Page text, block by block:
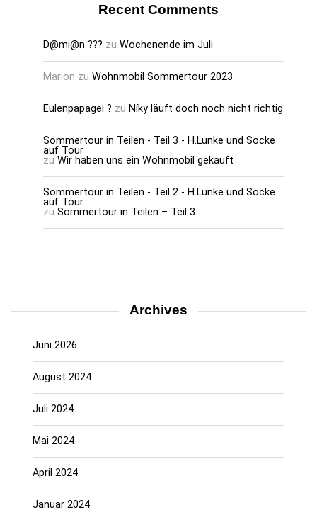
Recent Comments
D@mi@n ??? zu Wochenende im Juli
Marion zu Wohnmobil Sommertour 2023
Eulenpapagei ? zu Níky läuft doch noch nicht richtig
Sommertour in Teilen - Teil 3 - H.Lunke und Socke
auf Tour
zu Wir haben uns ein Wohnmobil gekauft
Sommertour in Teilen - Teil 2 - H.Lunke und Socke
auf Tour
zu Sommertour in Teilen – Teil 3
Archives
Juni 2026
August 2024
Juli 2024
Mai 2024
April 2024
Januar 2024